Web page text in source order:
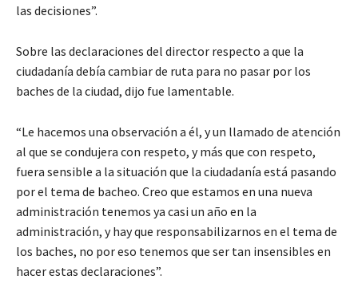
las decisiones”.
Sobre las declaraciones del director respecto a que la
ciudadanía debía cambiar de ruta para no pasar por los
baches de la ciudad, dijo fue lamentable.
“Le hacemos una observación a él, y un llamado de atención
al que se condujera con respeto, y más que con respeto,
fuera sensible a la situación que la ciudadanía está pasando
por el tema de bacheo. Creo que estamos en una nueva
administración tenemos ya casi un año en la
administración, y hay que responsabilizarnos en el tema de
los baches, no por eso tenemos que ser tan insensibles en
hacer estas declaraciones”.